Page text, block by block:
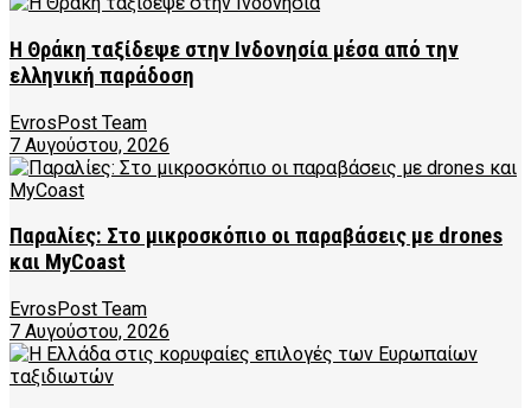
Η Θράκη ταξίδεψε στην Ινδονησία μέσα από την
ελληνική παράδοση
EvrosPost Team
7 Αυγούστου, 2026
Παραλίες: Στο μικροσκόπιο οι παραβάσεις με drones
και MyCoast
EvrosPost Team
7 Αυγούστου, 2026